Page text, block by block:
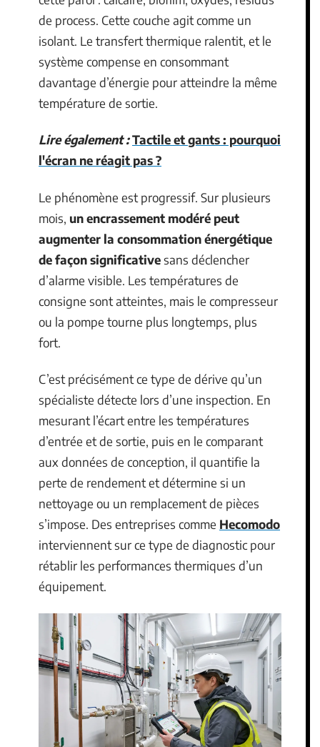
de process. Cette couche agit comme un
isolant. Le transfert thermique ralentit, et le
système compense en consommant
davantage d’énergie pour atteindre la même
température de sortie.
Lire également :Tactile et gants : pourquoi
l'écran ne réagit pas ?
Le phénomène est progressif. Sur plusieurs
mois, un encrassement modéré peut
augmenter la consommation énergétique
de façon significativesans déclencher
d’alarme visible. Les températures de
consigne sont atteintes, mais le compresseur
ou la pompe tourne plus longtemps, plus
fort.
C’est précisément ce type de dérive qu’un
spécialiste détecte lors d’une inspection. En
mesurant l’écart entre les températures
d’entrée et de sortie, puis en le comparant
aux données de conception, il quantifie la
perte de rendement et détermine si un
nettoyage ou un remplacement de pièces
s’impose. Des entreprises comme Hecomodo
interviennent sur ce type de diagnostic pour
rétablir les performances thermiques d’un
équipement.